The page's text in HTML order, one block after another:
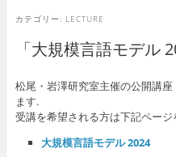
カテゴリー: LECTURE
「大規模言語モデル
松尾・岩澤研究室主催の公開講
ます.
受講を希望される方は下記ペー
大規模言語モデル 2024